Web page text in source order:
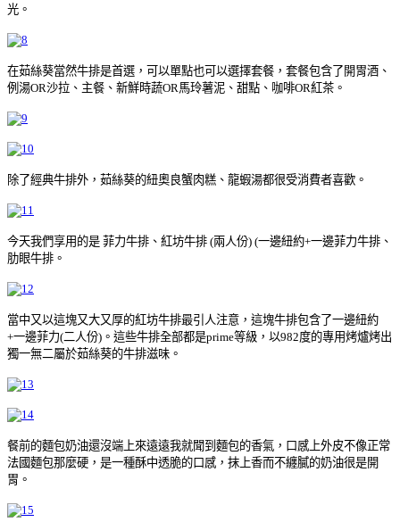
光。
在茹絲葵當然牛排是首選，可以單點也可以選擇套餐，套餐包含了開胃酒、
例湯OR沙拉、主餐、新鮮時蔬OR馬玲薯泥、甜點、咖啡OR紅茶。
除了經典牛排外，茹絲葵的紐奧良蟹肉糕、龍蝦湯都很受消費者喜歡。
今天我們享用的是 菲力牛排、 紅坊牛排 (兩人份) (一邊紐約+一邊菲力牛排、
肋眼牛排。
當中又以這塊又大又厚的紅坊牛排最引人注意，這塊牛排包含了一邊紐約
+一邊菲力(二人份)。這些牛排全部都是prime等級，以982度的專用烤爐烤出
獨一無二屬於茹絲葵的牛排滋味。
餐前的麵包奶油還沒端上來遠遠我就聞到麵包的香氣，口感上外皮不像正常
法國麵包那麼硬，是一種酥中透脆的口感，抹上香而不纏膩的奶油很是開
胃。